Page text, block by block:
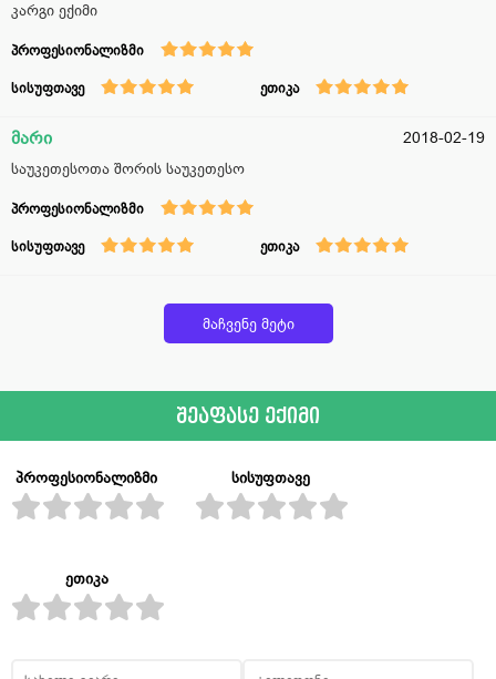
კარგი ექიმი
პროფესიონალიზმი
სისუფთავე ეთიკა
მარი
2018-02-19
საუკეთესოთა შორის საუკეთესო
პროფესიონალიზმი
სისუფთავე ეთიკა
მაჩვენე მეტი
შეაფასე ექიმი
პროფესიონალიზმი სისუფთავე
ეთიკა